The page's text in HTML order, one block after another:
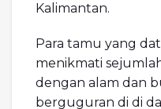
Kalimantan.
Para tamu yang
menikmati
dengan alam dan
berguguran di di